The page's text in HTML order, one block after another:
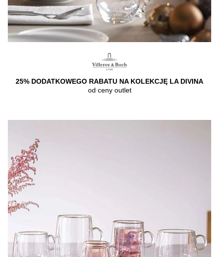
25% DODATKOWEGO RABATU NA KOLEKCJĘ LA DIVINA
od ceny outlet